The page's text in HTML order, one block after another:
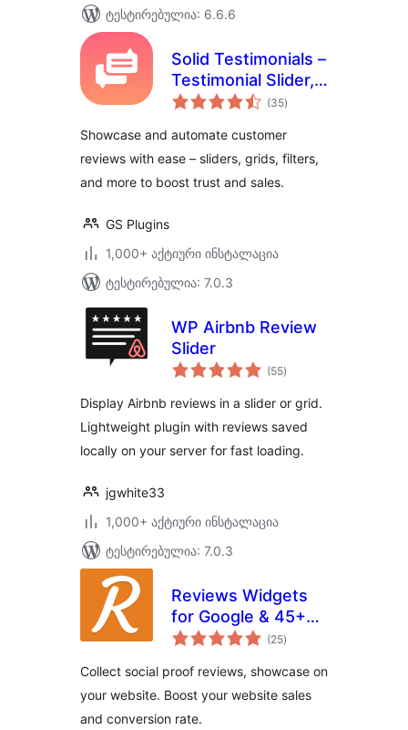
ტესტირებულია: 6.6.6
Solid Testimonials –
Testimonial Slider,
Video Testimonials
Reviews
(35საერთო
რეიტინგი
)
Showcase and automate customer
reviews with ease – sliders, grids, filters,
and more to boost trust and sales.
GS Plugins
1,000+ აქტიური ინსტალაცია
ტესტირებულია: 7.0.3
WP Airbnb Review
Slider
(55საერთო
რეიტინგი
)
Display Airbnb reviews in a slider or grid.
Lightweight plugin with reviews saved
locally on your server for fast loading.
jgwhite33
1,000+ აქტიური ინსტალაცია
ტესტირებულია: 7.0.3
Reviews Widgets
for Google & 45+
platforms by(25საერთო
რეიტინგი
)
Collect social proof reviews, showcase on
your website. Boost your website sales
and conversion rate.